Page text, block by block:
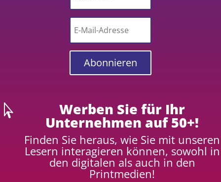
Abonnieren
 Werben Sie für Ihr
Unternehmen auf 50+!
Finden Sie heraus, wie Sie mit unseren
Lesern interagieren können, sowohl in
den digitalen als auch in den
Printmedien!